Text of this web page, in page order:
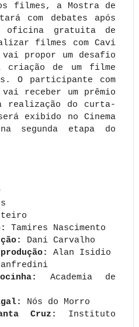
filmes, a Mostra de
com debates após
oficina gratuita de
filmes com Cavi
propor um desafio
criação de um filme
O participante com
vai receber um prêmio
realização do curta-
exibido no Cinema
segunda etapa do
Tamires Nascimento
Dani Carvalho
Alan Isidio
Academia de
Nós do Morro
Cruz: Instituto